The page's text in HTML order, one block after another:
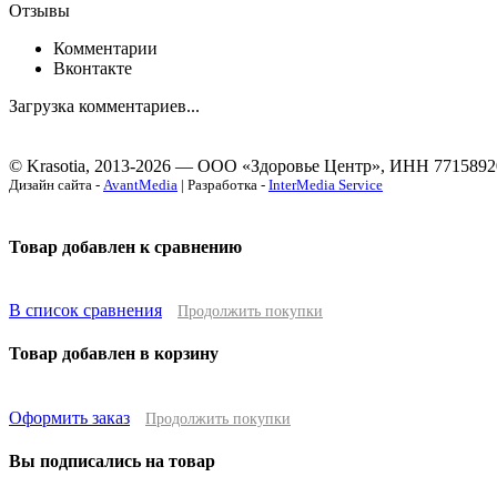
Отзывы
Комментарии
Вконтакте
Загрузка комментариев...
© Krasotia, 2013-2026 — ООО «Здоровье Центр», ИНН
Дизайн сайта - AvantMedia | Разработка - InterMedia Service
Товар добавлен к сравнению
В список сравнения Продолжить покупки
Товар добавлен в корзину
Оформить заказ Продолжить покупки
Вы подписались на товар